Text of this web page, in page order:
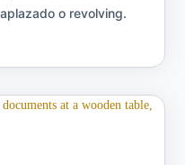
o revolving.